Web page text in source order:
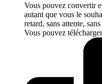
Vous pouvez convertir
autant que vous le
retard, sans attente,
Vous pouvez